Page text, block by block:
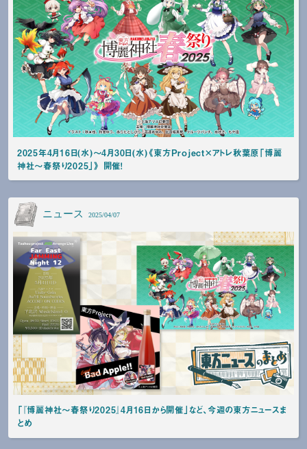
2025年4月16日(水)～4月30日(水)《東方Project×アトレ秋葉原「博麗
神社～春祭り2025」》 開催！
ニュース 2025/04/07
「『博麗神社～春祭り2025』4月16日から開催」など、今週の東方ニュースま
とめ